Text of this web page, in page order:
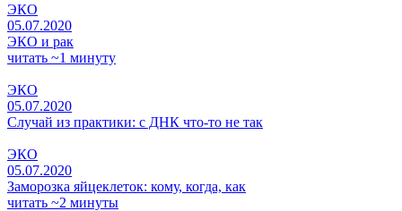
ЭКО
05.07.2020
ЭКО и рак
читать ~1 минуту
ЭКО
05.07.2020
Случай из практики: с ДНК что-то не так
ЭКО
05.07.2020
Заморозка яйцеклеток: кому, когда, как
читать ~2 минуты